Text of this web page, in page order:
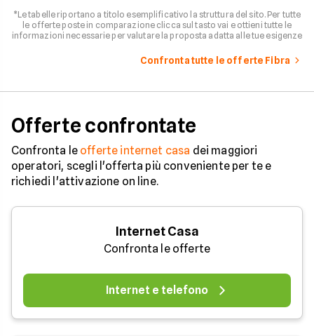
*Le tabelle riportano a titolo esemplificativo la struttura del sito. Per tutte
le offerte poste in comparazione clicca sul tasto vai e ottieni tutte le
informazioni necessarie per valutare la proposta adatta alle tue esigenze
Confronta tutte le offerte Fibra
Offerte confrontate
Confronta le offerte internet casa dei maggiori
operatori, scegli l'offerta più conveniente per te e
richiedi l'attivazione on line.
Internet Casa
Confronta le offerte
Internet e telefono